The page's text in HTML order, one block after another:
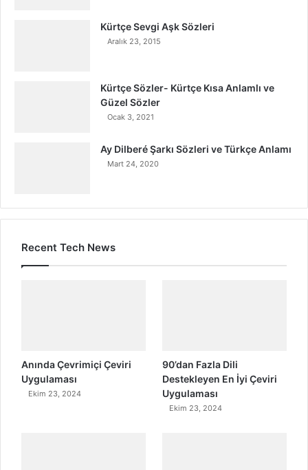
Kürtçe Sevgi Aşk Sözleri
Aralık 23, 2015
Kürtçe Sözler- Kürtçe Kısa Anlamlı ve
Güzel Sözler
Ocak 3, 2021
Ay Dilberé Şarkı Sözleri ve Türkçe Anlamı
Mart 24, 2020
Recent Tech News
Anında Çevrimiçi Çeviri
Uygulaması
Ekim 23, 2024
90’dan Fazla Dili
Destekleyen En İyi Çeviri
Uygulaması
Ekim 23, 2024